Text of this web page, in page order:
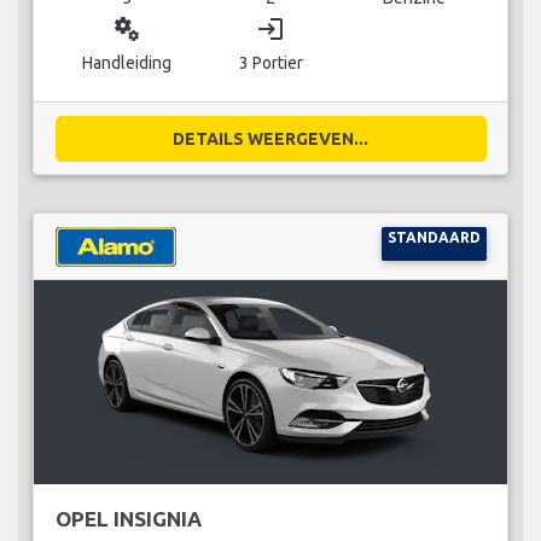
miscellaneous_services
Handleiding
login
3 Portier
DETAILS WEERGEVEN...
STANDAARD
OPEL INSIGNIA